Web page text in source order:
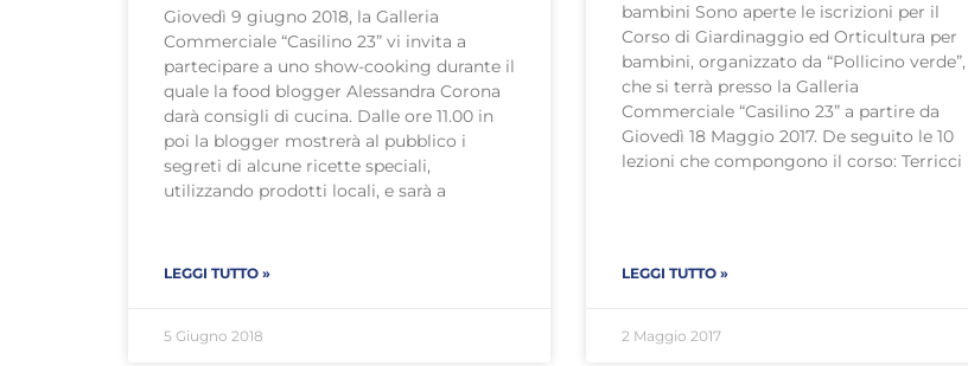
Giovedì 9 giugno 2018, la Galleria
Commerciale “Casilino 23” vi invita a
partecipare a uno show-cooking durante il
quale la food blogger Alessandra Corona
darà consigli di cucina. Dalle ore 11.00 in
poi la blogger mostrerà al pubblico i
segreti di alcune ricette speciali,
utilizzando prodotti locali, e sarà a
LEGGI TUTTO »
5 Giugno 2018
bambini Sono aperte le iscrizioni per il
Corso di Giardinaggio ed Orticultura per
bambini, organizzato da “Pollicino verde”,
che si terrà presso la Galleria
Commerciale “Casilino 23” a partire da
Giovedì 18 Maggio 2017. De seguito le 10
lezioni che compongono il corso: Terricci
LEGGI TUTTO »
2 Maggio 2017